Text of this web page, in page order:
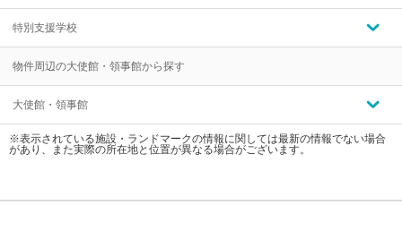
特別支援学校
物件周辺の大使館・領事館から探す
大使館・領事館
※表示されている施設・ランドマークの情報に関しては最新の情報でない場合
があり、また実際の所在地と位置が異なる場合がございます。